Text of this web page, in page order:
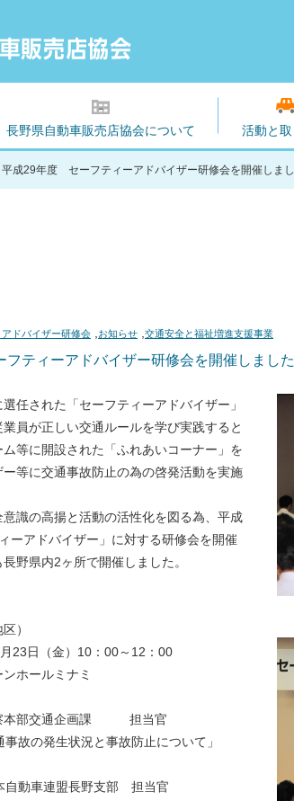
長野県自動車販売店協会について 活動と
平成29年度 セーフティーアドバイザー研修会を開催しま
ドバイザー研修会 お知らせ 交通安全と福祉増進支援事業
ティーアドバイザー研修会を開催しました
任された「セーフティーアドバイザー」
員が正しい交通ルールを学び実践すると
等に開設された「ふれあいコーナー」を
等に交通事故防止の為の啓発活動を実施
識の高揚と活動の活性化を図る為、平成
ーアドバイザー」に対する研修会を開催
野県内2ヶ所で開催しました。
）
23日（金）10：00～12：00
ホールミナミ
本部交通企画課 担当官
発生状況と事故防止について」
自動車連盟長野支部 担当官